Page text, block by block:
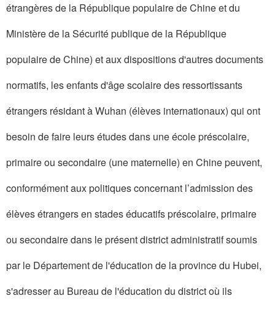
étrangères de la République populaire de Chine et du
Ministère de la Sécurité publique de la République
populaire de Chine) et aux dispositions d'autres documents
normatifs, les enfants d'âge scolaire des ressortissants
étrangers résidant à Wuhan (élèves internationaux) qui ont
besoin de faire leurs études dans une école préscolaire,
primaire ou secondaire (une maternelle) en Chine peuvent,
conformément aux politiques concernant l’admission des
élèves étrangers en stades éducatifs préscolaire, primaire
ou secondaire dans le présent district administratif soumis
par le Département de l'éducation de la province du Hubei,
s'adresser au Bureau de l'éducation du district où ils